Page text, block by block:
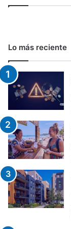
Lo más reciente